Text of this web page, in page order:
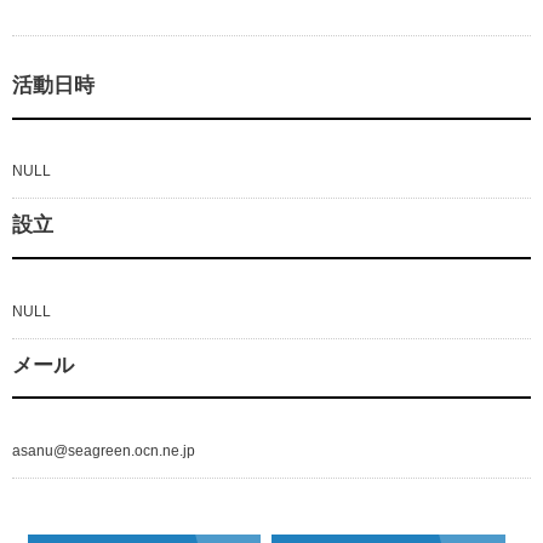
活動日時
NULL
設立
NULL
メール
asanu@seagreen.ocn.ne.jp